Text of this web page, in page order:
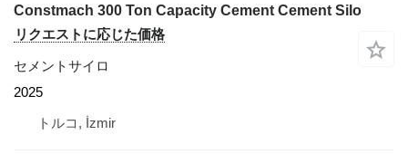
Constmach 300 Ton Capacity Cement Cement Silo
リクエストに応じた価格
セメントサイロ
2025
トルコ, İzmir